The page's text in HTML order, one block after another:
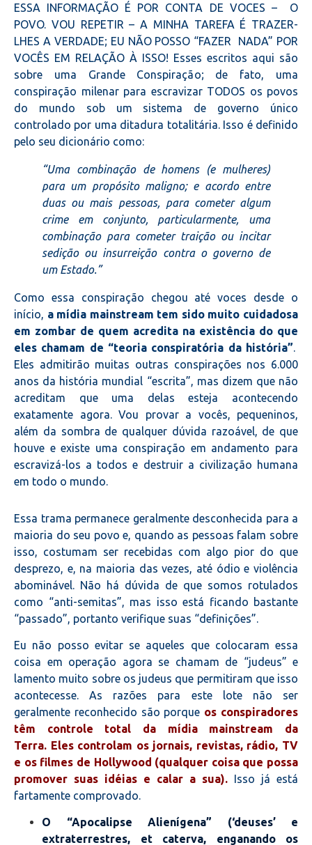
ESSA INFORMAÇÃO É POR CONTA DE VOCES – O
POVO. VOU REPETIR – A MINHA TAREFA É TRAZER-
LHES A VERDADE; EU NÃO POSSO “FAZER NADA” POR
VOCÊS EM RELAÇÃO À ISSO! Esses escritos aqui são
sobre uma Grande Conspiração; de fato, uma
conspiração milenar para escravizar TODOS os povos
do mundo sob um sistema de governo único
controlado por uma ditadura totalitária. Isso é definido
pelo seu dicionário como:
“Uma combinação de homens (e mulheres)
para um propósito maligno; e acordo entre
duas ou mais pessoas, para cometer algum
crime em conjunto, particularmente, uma
combinação para cometer traição ou incitar
sedição ou insurreição contra o governo de
um Estado.”
Como essa conspiração chegou até voces desde o
início, a mídia mainstream tem sido muito cuidadosa
em zombar de quem acredita na existência do que
eles chamam de “teoria conspiratória da história”.
Eles admitirão muitas outras conspirações nos 6.000
anos da história mundial “escrita”, mas dizem que não
acreditam que uma delas esteja acontecendo
exatamente agora. Vou provar a vocês, pequeninos,
além da sombra de qualquer dúvida razoável, de que
houve e existe uma conspiração em andamento para
escravizá-los a todos e destruir a civilização humana
em todo o mundo.
Essa trama permanece geralmente desconhecida para a
maioria do seu povo e, quando as pessoas falam sobre
isso, costumam ser recebidas com algo pior do que
desprezo, e, na maioria das vezes, até ódio e violência
abominável. Não há dúvida de que somos rotulados
como “anti-semitas”, mas isso está ficando bastante
“passado”, portanto verifique suas “definições”.
Eu não posso evitar se aqueles que colocaram essa
coisa em operação agora se chamam de “judeus” e
lamento muito sobre os judeus que permitiram que isso
acontecesse. As razões para este lote não ser
geralmente reconhecido são porque os conspiradores
têm controle total da mídia mainstream da
Terra. Eles controlam os jornais, revistas, rádio, TV
e os filmes de Hollywood (qualquer coisa que possa
promover suas idéias e calar a sua). Isso já está
fartamente comprovado.
O “Apocalipse Alienígena” (‘deuses’ e
extraterrestres, et caterva, enganando os